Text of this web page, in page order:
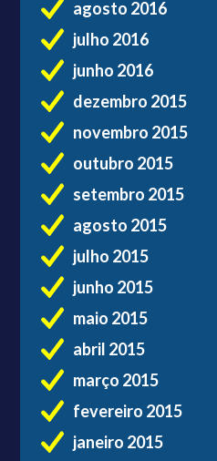
agosto 2016
julho 2016
junho 2016
dezembro 2015
novembro 2015
outubro 2015
setembro 2015
agosto 2015
julho 2015
junho 2015
maio 2015
abril 2015
março 2015
fevereiro 2015
janeiro 2015